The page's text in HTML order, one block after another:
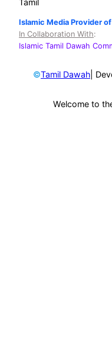
Islamic Media Provider
In Collaboration With:
Islamic Tamil Dawah
©Tamil Dawah |
Welcome to